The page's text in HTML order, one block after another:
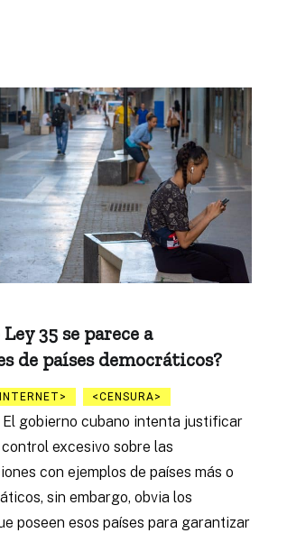
35 se parece a
de países democráticos?
CENSURA
El gobierno cubano intenta justificar
excesivo sobre las
con ejemplos de países más o
sin embargo, obvia los
poseen esos países para garantizar